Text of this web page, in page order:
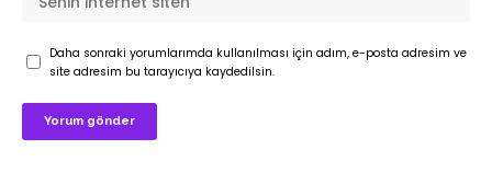
Daha sonraki yorumlarımda kullanılması için adım, e-posta adresim ve
site adresim bu tarayıcıya kaydedilsin.